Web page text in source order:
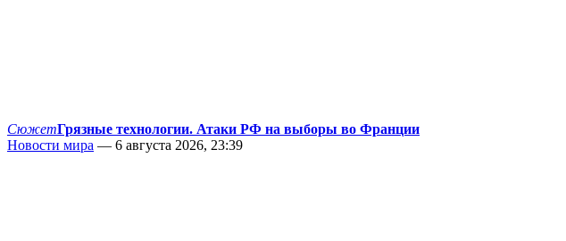
СюжетГрязные технологии. Атаки РФ на выборы во Франции
Новости мира — 6 августа 2026, 23:39